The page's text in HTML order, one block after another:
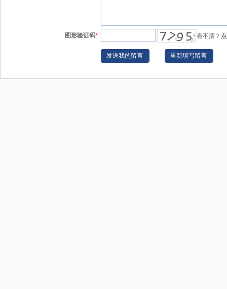
图形验证码* 看不清？